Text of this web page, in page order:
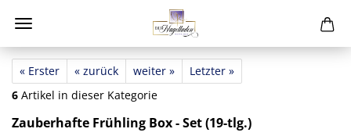
« Erster « zurück weiter »
Letzter »
6 Artikel in dieser Kategorie
Zauberhafte Frühling Box - Set (19-tlg.)